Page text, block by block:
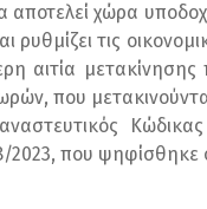
χώρα
τις
αιτία
που
2023, που ψηφίσθηκε